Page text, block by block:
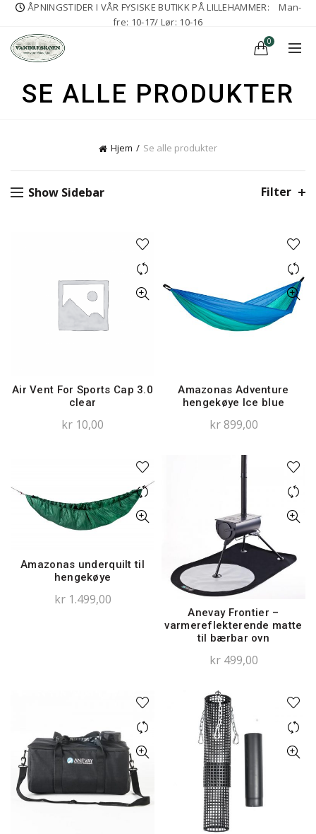
ÅPNINGSTIDER I VÅR FYSISKE BUTIKK PÅ LILLEHAMMER:
Man-
fre: 10-17/ Lør: 10-16
0
SE ALLE PRODUKTER
Hjem Se alle produkter
Show Sidebar Filter
Air Vent For Sports Cap 3.0
clear
kr 10,00
Amazonas Adventure
hengekøye Ice blue
kr899,00
Amazonas underquilt til
hengekøye
kr1.499,00
Anevay Frontier –
varmereflekterende matte
til bærbar ovn
kr499,00